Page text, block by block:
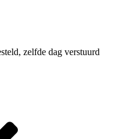
zelfde dag verstuurd